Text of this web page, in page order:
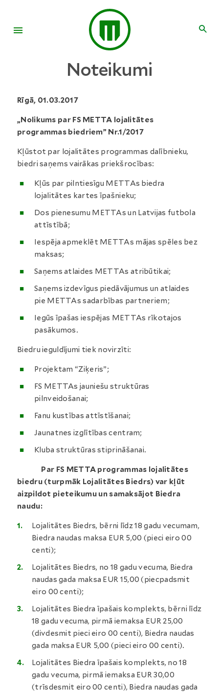
Noteikumi
Rīgā, 01.03.2017
„Nolikums par FS METTA lojalitātes
programmas biedriem” Nr.1/2017
Kļūstot par lojalitātes programmas dalībnieku,
biedri saņems vairākas priekšrocības:
Kļūs par pilntiesīgu METTAs biedra
lojalitātes kartes īpašnieku;
Dos pienesumu METTAs un Latvijas futbola
attīstībā;
Iespēja apmeklēt METTAs mājas spēles bez
maksas;
Saņems atlaides METTAs atribūtikai;
Saņems izdevīgus piedāvājumus un atlaides
pie METTAs sadarbības partneriem;
Iegūs īpašas iespējas METTAs rīkotajos
pasākumos.
Biedru ieguldījumi tiek novirzīti:
Projektam “Ziķeris”;
FS METTAs jauniešu struktūras
pilnveidošanai;
Fanu kustības attīstīšanai;
Jaunatnes izglītības centram;
Kluba struktūras stiprināšanai.
Par FS METTA programmas lojalitātes
biedru (turpmāk Lojalitātes Biedrs) var kļūt
aizpildot pieteikumu un samaksājot Biedra
naudu:
Lojalitātes Biedrs, bērni līdz 18 gadu vecumam,
Biedra naudas maksa EUR 5,00 (pieci eiro 00
centi);
Lojalitātes Biedrs, no 18 gadu vecuma, Biedra
naudas gada maksa EUR 15,00 (piecpadsmit
eiro 00 centi);
Lojalitātes Biedra īpašais komplekts, bērni līdz
18 gadu vecuma, pirmā iemaksa EUR 25,00
(divdesmit pieci eiro 00 centi), Biedra naudas
gada maksa EUR 5,00 (pieci eiro 00 centi).
Lojalitātes Biedra īpašais komplekts, no 18
gadu vecuma, pirmā iemaksa EUR 30,00
(trīsdesmit eiro 00 centi), Biedra naudas gada